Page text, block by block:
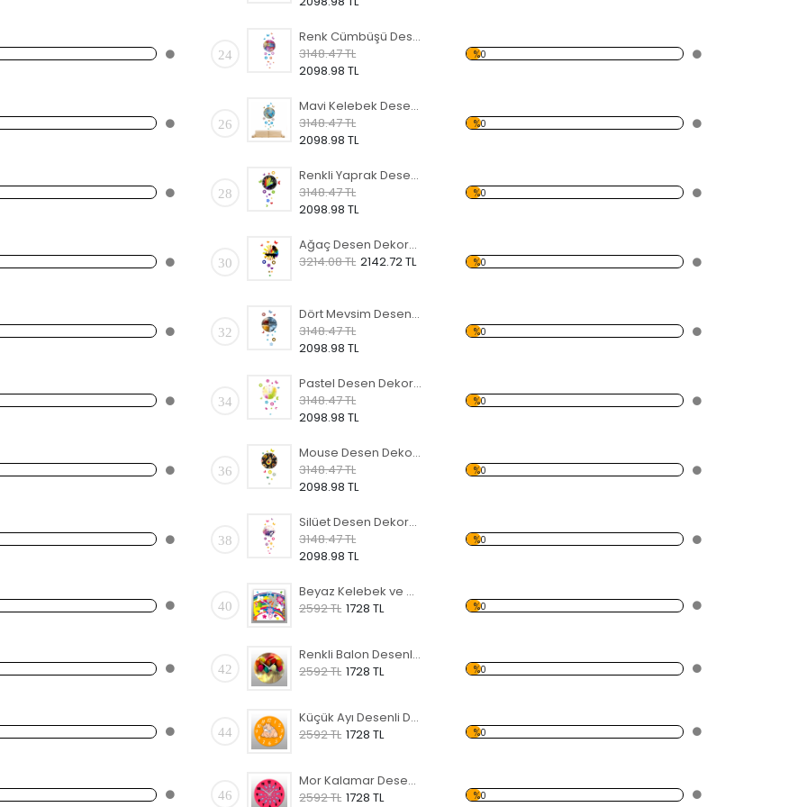
24
Renk Cümbüşü Desen Dekoratif Saat
3148.47 TL
2098.98 TL
%0
26
Mavi Kelebek Desen Dekoratif Saat
3148.47 TL
2098.98 TL
%0
28
Renkli Yaprak Desen Dekoratif Saat
3148.47 TL
2098.98 TL
%0
30
Ağaç Desen Dekoratif Saat
3214.08 TL 2142.72 TL %0
32
Dört Mevsim Desen Dekoratif Saat
3148.47 TL
2098.98 TL
%0
34
Pastel Desen Dekoratif Saat
3148.47 TL
2098.98 TL
%0
36
Mouse Desen Dekoratif Saat
3148.47 TL
2098.98 TL
%0
38
Silüet Desen Dekoratif Saat
3148.47 TL
2098.98 TL
%0
40
Beyaz Kelebek ve Çiçek Desenli Dekoratif Duvar Saati
2592 TL 1728 TL %0
42
Renkli Balon Desenli Dekoratif Duvar Saati
2592 TL 1728 TL %0
44
Küçük Ayı Desenli Dekoratif Duvar Saati
2592 TL 1728 TL %0
46
Mor Kalamar Desenli Dekoratif Duvar Saati
2592 TL 1728 TL %0